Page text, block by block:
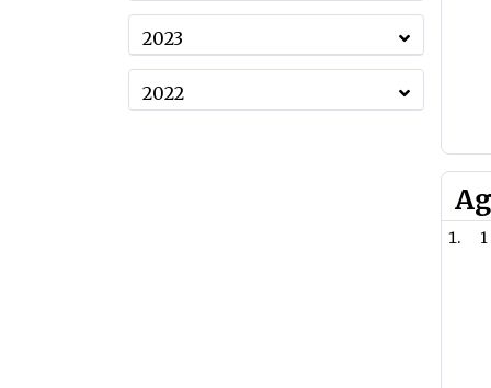
2023
2022
1